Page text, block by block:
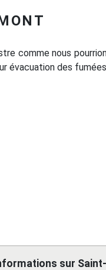
comme nous
évacuation des
sur